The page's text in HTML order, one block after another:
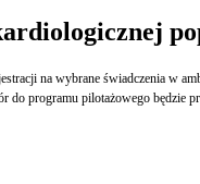
na wybrane świadczenia w
programu pilotażowego będzie